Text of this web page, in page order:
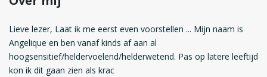
Lieve lezer, Laat ik me eerst even voorstellen ... Mijn naam is
Angelique en ben vanaf kinds af aan al
hoogsensitief/heldervoelend/helderwetend. Pas op latere leeftijd
kon ik dit gaan zien als krac